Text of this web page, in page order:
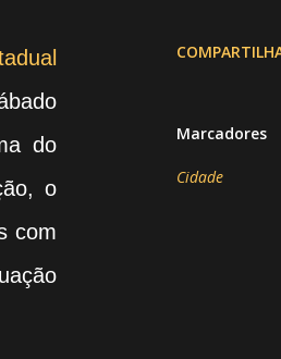
do
o
com
Marcadores
Cidade